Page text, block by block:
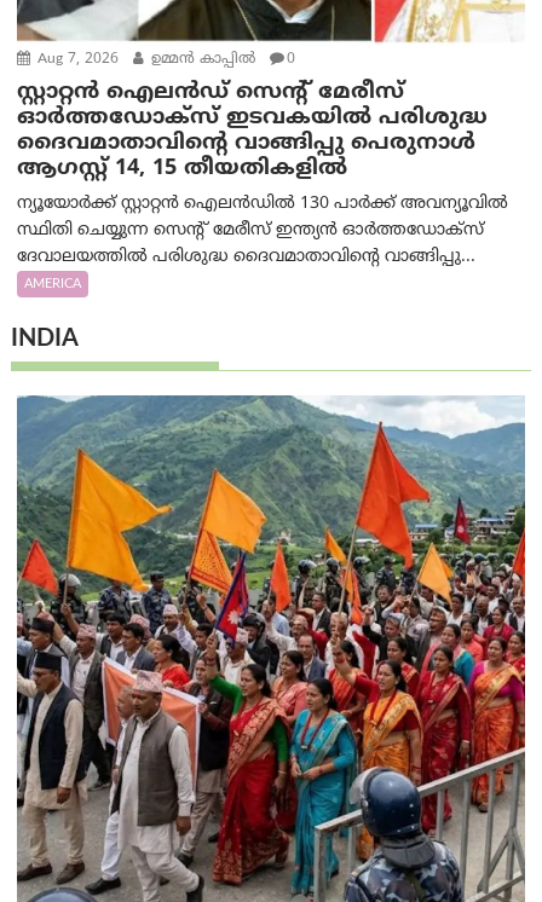
Aug 7, 2026 ഉമ്മന്‍ കാപ്പില്‍ 0
സ്റ്റാറ്റൻ ഐലൻഡ് സെന്റ് മേരീസ്
ഓർത്തഡോക്സ് ഇടവകയിൽ പരിശുദ്ധ
ദൈവമാതാവിന്റെ വാങ്ങിപ്പു പെരുനാൾ
ആഗസ്റ്റ് 14, 15 തീയതികളിൽ
ന്യൂയോർക്ക് സ്റ്റാറ്റൻ ഐലൻഡിൽ 130 പാർക്ക് അവന്യൂവിൽ
സ്ഥിതി ചെയ്യുന്ന സെന്റ് മേരീസ് ഇന്ത്യൻ ഓർത്തഡോക്സ്
ദേവാലയത്തിൽ പരിശുദ്ധ ദൈവമാതാവിന്റെ വാങ്ങിപ്പു...
AMERICA
INDIA